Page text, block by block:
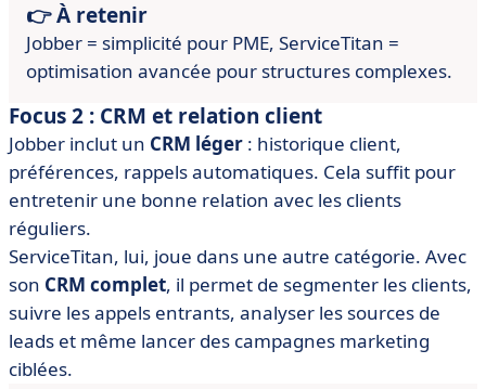
👉 À retenir
Jobber = simplicité pour PME, ServiceTitan =
optimisation avancée pour structures complexes.
Focus 2 : CRM et relation client
Jobber inclut un CRM léger : historique client,
préférences, rappels automatiques. Cela suffit pour
entretenir une bonne relation avec les clients
réguliers.
ServiceTitan, lui, joue dans une autre catégorie. Avec
son CRM complet, il permet de segmenter les clients,
suivre les appels entrants, analyser les sources de
leads et même lancer des campagnes marketing
ciblées.